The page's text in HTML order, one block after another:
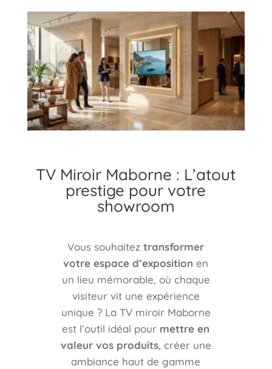
TV Miroir Maborne : L’atout
prestige pour votre
showroom
Vous souhaitez transformer
votre espace d’exposition en
un lieu mémorable, où chaque
visiteur vit une expérience
unique ? La TV miroir Maborne
est l’outil idéal pour mettre en
valeur vos produits, créer une
ambiance haut de gamme